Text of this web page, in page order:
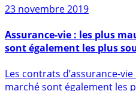
23 novembre 2019
sont également les plus